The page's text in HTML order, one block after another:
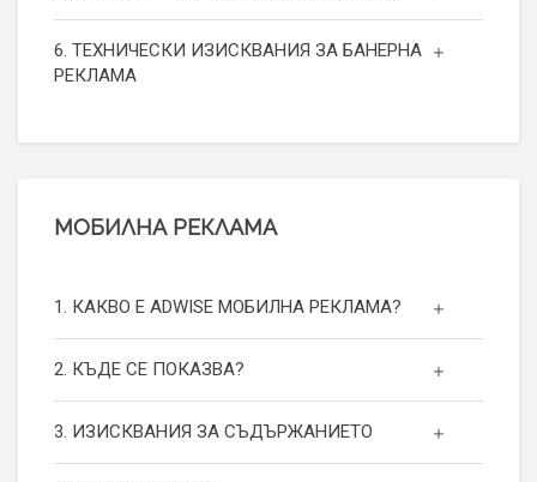
6. ТЕХНИЧЕСКИ ИЗИСКВАНИЯ ЗА БАНЕРНА
РЕКЛАМА
МОБИЛНА РЕКЛАМА
1. КАКВО Е ADWISE МОБИЛНА РЕКЛАМА?
2. КЪДЕ СЕ ПОКАЗВА?
3. ИЗИСКВАНИЯ ЗА СЪДЪРЖАНИЕТО